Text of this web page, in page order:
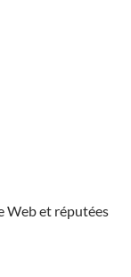
Web et réputées